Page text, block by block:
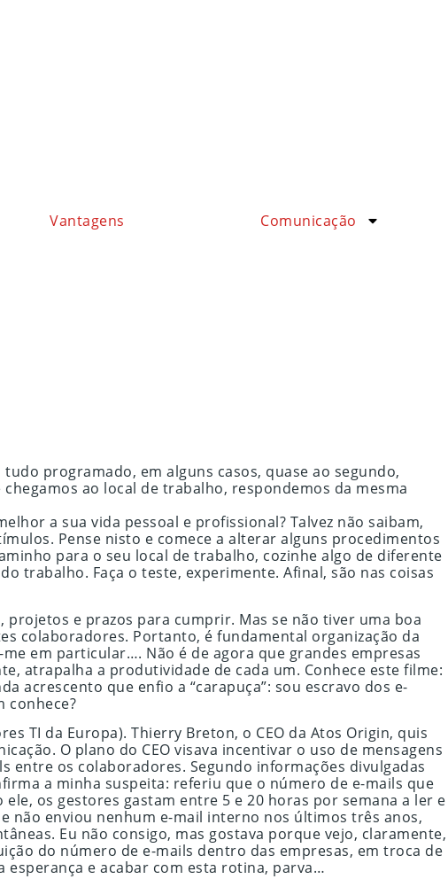
Vantagens Comunicação
programado, em alguns casos, quase ao segundo,
ao local de trabalho, respondemos da mesma
a sua vida pessoal e profissional? Talvez não saibam,
Pense nisto e comece a alterar alguns procedimentos
para o seu local de trabalho, cozinhe algo de diferente
trabalho. Faça o teste, experimente. Afinal, são nas coisas
e prazos para cumprir. Mas se não tiver uma boa
colaboradores. Portanto, é fundamental organização da
em particular…. Não é de agora que grandes empresas
atrapalha a produtividade de cada um. Conhece este filme:
acrescento que enfio a “carapuça”: sou escravo dos e-
conhece?
TI da Europa). Thierry Breton, o CEO da Atos Origin, quis
O plano do CEO visava incentivar o uso de mensagens
entre os colaboradores. Segundo informações divulgadas
a minha suspeita: referiu que o número de e-mails que
os gestores gastam entre 5 e 20 horas por semana a ler e
não enviou nenhum e-mail interno nos últimos três anos,
Eu não consigo, mas gostava porque vejo, claramente,
do número de e-mails dentro das empresas, em troca de
esperança e acabar com esta rotina, parva…